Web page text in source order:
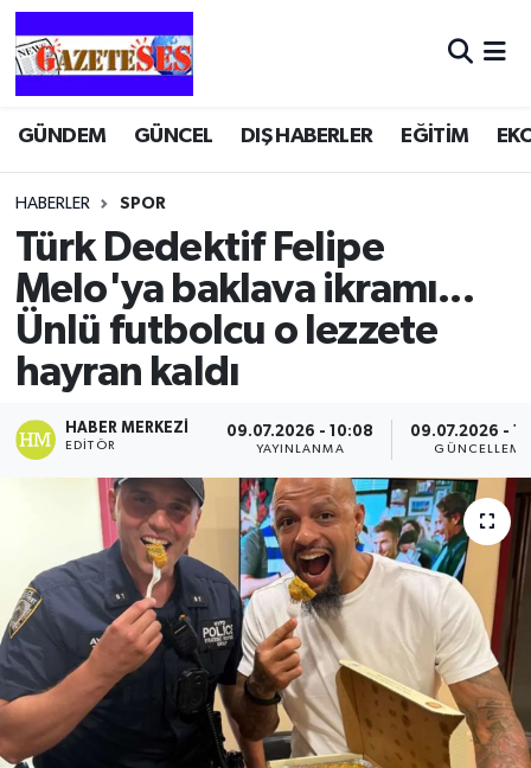
GÜNDEM GÜNCEL DIŞ HABERLER EĞİTİM
HABERLER SPOR
Türk Dedektif Felipe
Melo'ya baklava ikramı...
Ünlü futbolcu o lezzete
hayran kaldı
HABER MERKEZI
EDITÖR
09.07.2026 - 10:08
YAYINLANMA
09.07.2026 -
GÜNCELLEME